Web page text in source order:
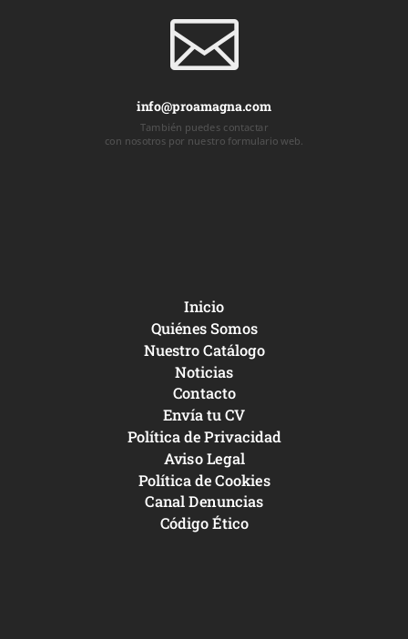

info@proamagna.com
También puedes contactar
con nosotros por nuestro formulario web.
Inicio
Quiénes Somos
Nuestro Catálogo
Noticias
Contacto
Envía tu CV
Política de Privacidad
Aviso Legal
Política de Cookies
Canal Denuncias
Código Ético